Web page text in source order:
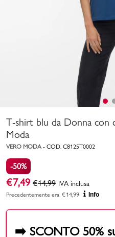
Marchi
Carrello
T-shirt blu da Donna con
Moda
VERO MODA - COD. C8125T0002
-50%
€7,49 €14,99 IVA inclusa
Precedentemente era €14,99 Info
➡️ SCONTO 50%